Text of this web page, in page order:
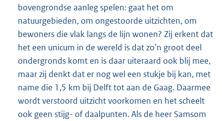
bovengrondse aanleg spelen: gaat het om
natuurgebieden, om ongestoorde uitzichten, om
bewoners die vlak langs de lijn wonen? Zij erkent dat
het een unicum in de wereld is dat zo’n groot deel
ondergronds komt en is daar uiteraard ook blij mee,
maar zij denkt dat er nog wel een stukje bij kan, met
name die 1,5 km bij Delft tot aan de Gaag. Daarmee
wordt verstoord uitzicht voorkomen en het scheelt
ook geen stijg- of daalpunten. Als de heer Samsom